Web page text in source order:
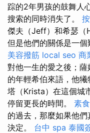
踪的2年男孩的鼓舞人
搜索的同時消失了。
傑夫（Jeff）和希瑟（
但是他們的關係是一個
美容撥筋 local seo 商
對他一生的愛之後；
的年輕希伯來語，他
塔（Krista）在這個城
停留更長的時間。 素
的過去，那麼如果他
決定。 台中 spa 泰國